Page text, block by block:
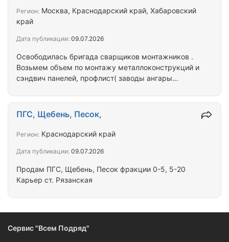
длинных элементов; склейка по сечению
(наращивание толщины/ширины) — для балок,
по цвету и текстуре; шлифовка после склейки,…
Освободилась бригада сварщиков монтажников .
Возьмем объем по монтажу металлоконструкций и
сэндвич панелей, профлист( заводы ангары
ОПЛАТУ НЕ ПРЕДЛАГАТЬ, ДАЖЕ НЕ
РАССМАТРИВАЕМ. Работаем как ООО без НДС. По
всем вопросам звонить по телефону. Дмитрий
Регион: Москва, Краснодарский край, Хабаровский
край
Дата публикации: 09.07.2026
Продам ПГС, Щебень, Песок фракции 0-5, 5-20
Карьер ст. Рязанская
ПГС, Щебень, Песок,
Регион: Краснодарский край
Дата публикации: 09.07.2026
Сервис "Всем Подряд"